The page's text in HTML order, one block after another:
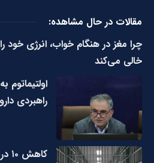
مقالات در حال مشاهده:
چرا مغز در هنگام خواب، انرژی خود را
خالی می‌کند
اولتیماتوم
راهبردی